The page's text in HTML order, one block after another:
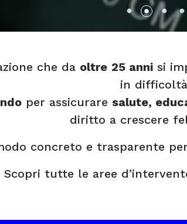
che da oltre 25 anni si
in
per assicurare salute,
diritto a crescere
concreto e trasparente
Scopri tutte le aree